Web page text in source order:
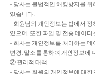
- 당사는 불법적인 해킹방지를 위
있습니다.
- 회원님의 개인정보는 법에서 정
있으며, 또한 파일 및 전송 데이
- 회사는 개인정보를 처리하는
변경, 말소를 통하여 개인정보에
② 관리적 대책
- 당사는 회원의 개인정보에 대